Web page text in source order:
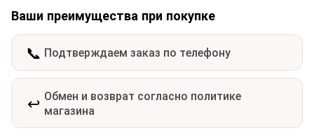
Ваши преимущества при покупке
📞 Подтверждаем заказ по телефону
↩️ Обмен и возврат согласно политике
магазина